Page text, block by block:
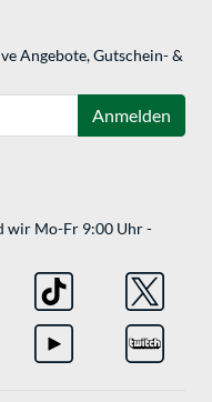
Angebote, Gutschein- &
Anmelden
wir Mo-Fr 9:00 Uhr -